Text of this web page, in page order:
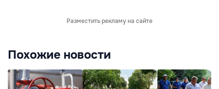
Разместить рекламу на сайте
Похожие новости